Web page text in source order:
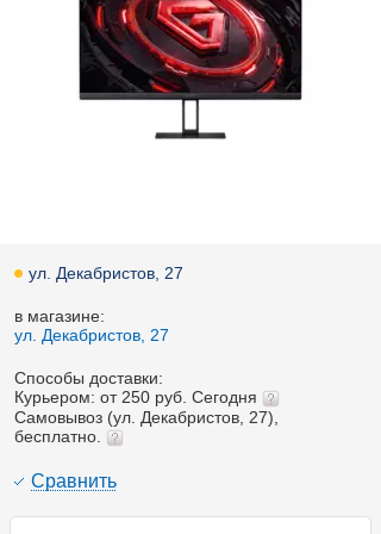
ул. Декабристов, 27
в магазине:
ул. Декабристов, 27
Способы доставки:
Курьером: от 250 руб. Сегодня
Самовывоз (ул. Декабристов, 27),
бесплатно.
Cравнить